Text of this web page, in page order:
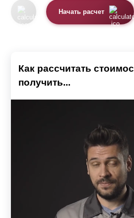
Почему именно жалюзи
прослужит гораздо дольше,
конструкции, от 0,5 мм до 1,5 мм
Конструкция из кирпичных
отличается надежностью,
эстетичным видом.
Начать расчет
Как рассчитать
получить...